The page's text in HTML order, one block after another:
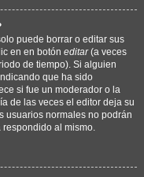
puede borrar o editar sus
en en botón editar(a veces
de tiempo). Si alguien
que ha sido
si fue un moderador o la
de las veces el editor deja su
usuarios normales no podrán
al mismo.